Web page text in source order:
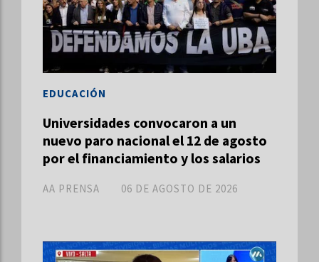
Universidades convocaron a un
nuevo paro nacional el 12 de agosto
por el financiamiento y los salarios
AA PRENSA
EDUCACIÓN
06 DE AGOSTO DE 2026